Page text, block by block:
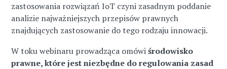
zastosowania rozwiązań IoT czyni zasadnym poddanie
analizie najważniejszych przepisów prawnych
znajdujących zastosowanie do tego rodzaju innowacji.
W toku webinaru prowadząca omówiśrodowisko
prawne, które jest niezbędne do regulowania zasad